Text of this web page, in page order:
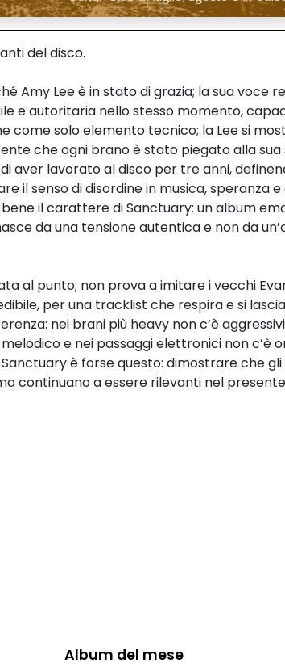
del disco.
Amy Lee è in stato di grazia; la sua voce
e autoritaria nello stesso momento,
come solo elemento tecnico; la Lee si
che ogni brano è stato piegato alla sua
aver lavorato al disco per tre anni,
il senso di disordine in musica, speranza e
il carattere di Sanctuary: un album
da una tensione autentica e non da
al punto; non prova a imitare i vecchi
per una tracklist che respira e si
nei brani più heavy non c’è
e nei passaggi elettronici non c’è
è forse questo: dimostrare che
continuano a essere rilevanti nel
Album del mese